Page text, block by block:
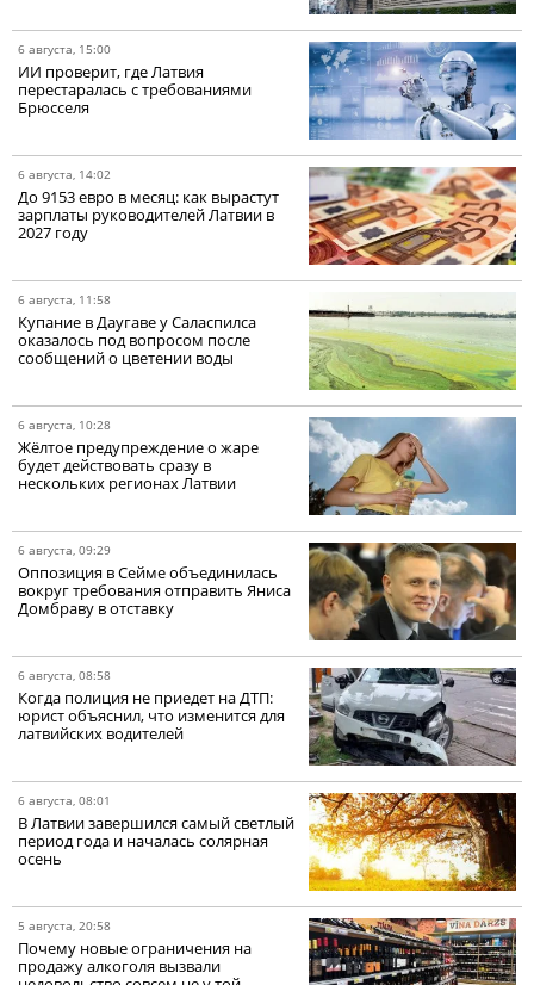
6 августа, 15:00
ИИ проверит, где Латвия
перестаралась с требованиями
Брюсселя
6 августа, 14:02
До 9153 евро в месяц: как вырастут
зарплаты руководителей Латвии в
2027 году
6 августа, 11:58
Купание в Даугаве у Саласпилса
оказалось под вопросом после
сообщений о цветении воды
6 августа, 10:28
Жёлтое предупреждение о жаре
будет действовать сразу в
нескольких регионах Латвии
6 августа, 09:29
Оппозиция в Сейме объединилась
вокруг требования отправить Яниса
Домбраву в отставку
6 августа, 08:58
Когда полиция не приедет на ДТП:
юрист объяснил, что изменится для
латвийских водителей
6 августа, 08:01
В Латвии завершился самый светлый
период года и началась солярная
осень
5 августа, 20:58
Почему новые ограничения на
продажу алкоголя вызвали